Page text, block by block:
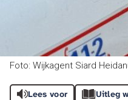
Foto: Wijkagent Siard
Lees voor Uitleg